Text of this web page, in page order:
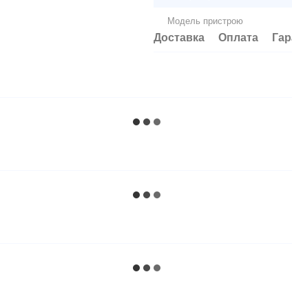
Модель пристрою
Доставка Оплата